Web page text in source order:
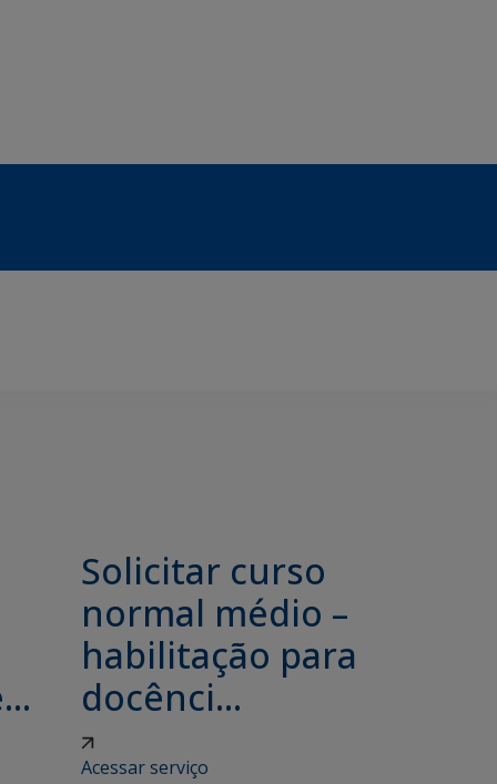
Solicitar curso
normal médio –
habilitação para
docênci...
Acessar serviço